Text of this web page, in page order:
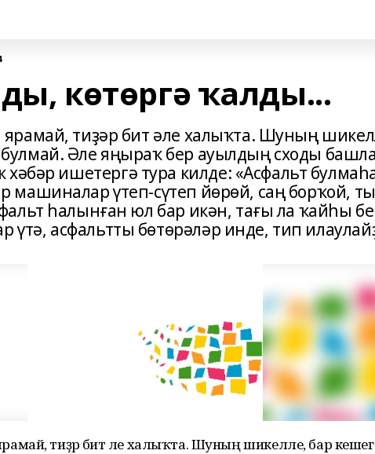
көтөргә ҡалды...
тиҙәр бит әле халыҡта. Шуның
булмай. Әле яңыраҡ бер ауылдың сходы
ишетергә тура килде: «Асфальт
машиналар үтеп-сүтеп йөрөй, саң борҡой,
һалынған юл бар икән, тағы ла ҡайһы
үтә, асфальтты бөтөрәләр инде, тип
тиҙәр бит әле халыҡта. Шуның шикелле, бар кешегә